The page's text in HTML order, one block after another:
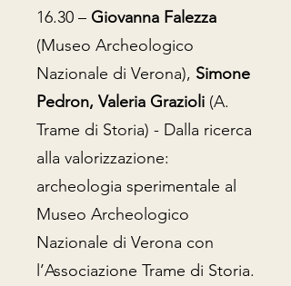
16.30 – Giovanna Falezza
(Museo Archeologico
Nazionale di Verona), Simone
Pedron, Valeria Grazioli (A.
Trame di Storia) - Dalla ricerca
alla valorizzazione:
archeologia sperimentale al
Museo Archeologico
Nazionale di Verona con
l’Associazione Trame di Storia.